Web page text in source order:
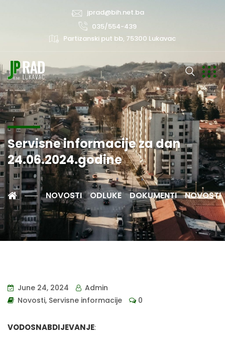
jprad@bih.net.ba
035/554-439
Partizanski put bb, 75300 Lukavac
Servisne informacije za dan
24.06.2024.godine
NOVOSTI ODLUKE DOKUMENTI NOVOSTI
June 24, 2024
Admin
Novosti, Servisne informacije 0
VODOSNABDIJEVANJE: